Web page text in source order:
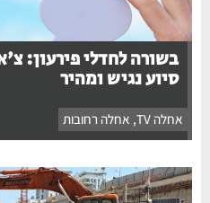
בשורה לחדלי פירעון:
סיוע נגיש ומהיר
אחלה TV ,אחלה רחובות